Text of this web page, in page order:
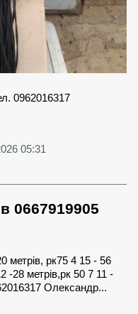
0962016317
05:31
0667919905
метрів, рк75 4 15 - 56
-28 метрів,рк 50 7 11 -
Олександр...